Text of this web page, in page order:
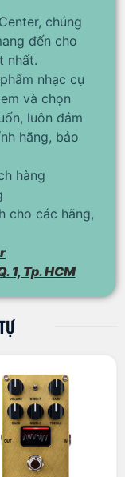
chúng
đến cho
nhất.
nhạc cụ
và chọn
luôn đảm
hãng, bảo
hàng
cho các hãng,
1, Tp. HCM